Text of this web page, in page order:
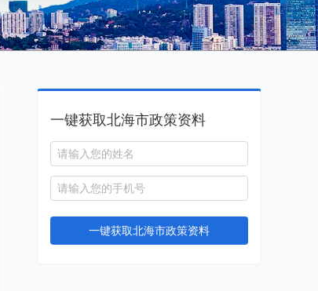
一键获取北海市政策资料
一键获取北海市政策资料